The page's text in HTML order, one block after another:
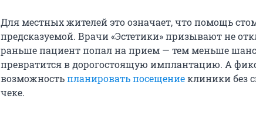
Для местных жителей это означает, что помощь
предсказуемой. Врачи «Эстетики» призывают не
раньше пациент попал на прием — тем меньше
превратится в дорогостоящую имплантацию. А
возможностьпланировать посещениеклиники без
чеке.